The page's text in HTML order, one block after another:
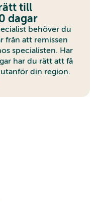
till
dagar
behöver du
från att remissen
specialisten. Har
har du rätt att få
din region.